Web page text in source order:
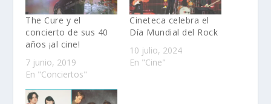
The Cure y el
concierto de sus 40
años ¡al cine!
7 junio, 2019
En "Conciertos"
Cineteca celebra el
Día Mundial del Rock
10 julio, 2024
En "Cine"